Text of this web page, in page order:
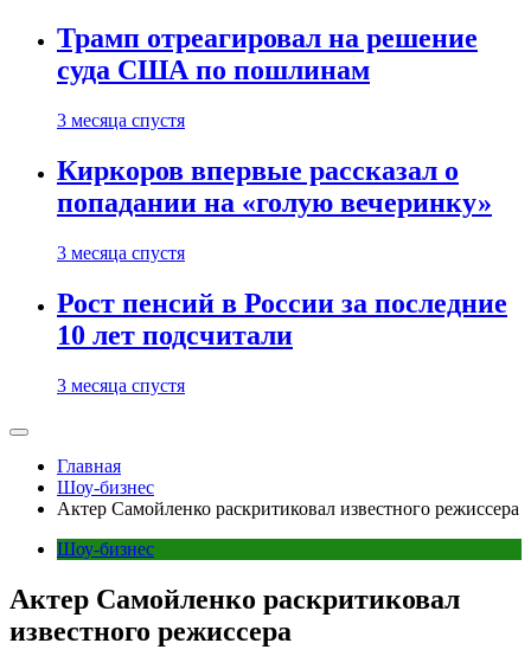
Трамп отреагировал на решение
суда США по пошлинам
3 месяца спустя
Киркоров впервые рассказал о
попадании на «голую вечеринку»
3 месяца спустя
Рост пенсий в России за последние
10 лет подсчитали
3 месяца спустя
Главная
Шоу-бизнес
Актер Самойленко раскритиковал известного режиссера
Шоу-бизнес
Актер Самойленко раскритиковал
известного режиссера